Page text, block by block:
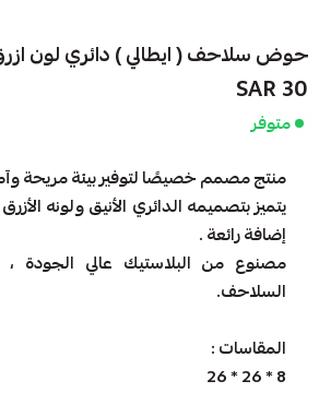
حوض سلاحف ( ايطالي ) دائري لون
30 SAR
متوفر
منتج مصمم خصيصًا لتوفير بيئة مريحة
يتميز بتصميمه الدائري الأنيق ولونه
إضافة رائعة .
مصنوع من البلاستيك عالي الجودة
السلاحف.
المقاسات :
8 * 26 * 26